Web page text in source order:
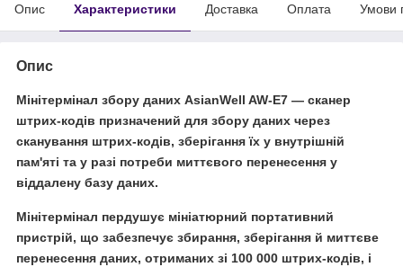
Опис Характеристики Доставка Оплата Умови
Опис
Мінітермінал збору даних AsianWell AW-E7 — сканер
штрих-кодів призначений для збору даних через
сканування штрих-кодів, зберігання їх у внутрішній
пам'яті та у разі потреби миттєвого перенесення у
віддалену базу даних.
Мінітермінал пердушує мініатюрний портативний
пристрій, що забезпечує збирання, зберігання й миттєве
перенесення даних, отриманих зі 100 000 штрих-кодів, і